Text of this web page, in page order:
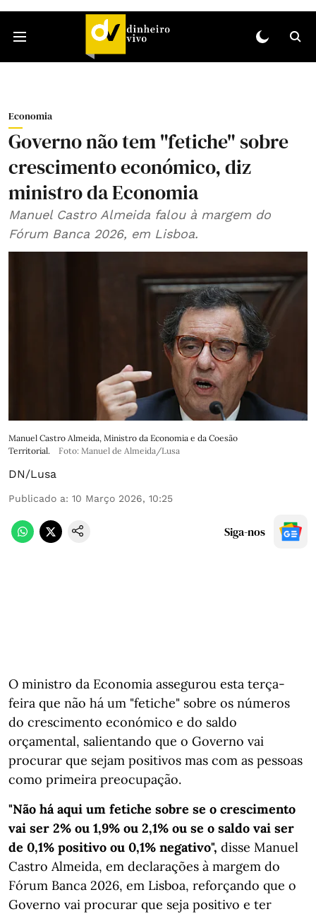
Economia
Governo não tem "fetiche" sobre
crescimento económico, diz
ministro da Economia
Manuel Castro Almeida falou à margem do
Fórum Banca 2026, em Lisboa.
Manuel Castro Almeida, Ministro da Economia e da Coesão
Territorial.
Foto: Manuel de Almeida/Lusa
DN/Lusa
Publicado a: 10 Março 2026, 10:25
Siga-nos
O ministro da Economia assegurou esta terça-
feira que não há um "fetiche" sobre os números
do crescimento económico e do saldo
orçamental, salientando que o Governo vai
procurar que sejam positivos mas com as pessoas
como primeira preocupação.
"Não há aqui um fetiche sobre se o crescimento
vai ser 2% ou 1,9% ou 2,1% ou se o saldo vai ser
de 0,1% positivo ou 0,1% negativo", disse Manuel
Castro Almeida, em declarações à margem do
Fórum Banca 2026, em Lisboa, reforçando que o
Governo vai procurar que seja positivo e ter